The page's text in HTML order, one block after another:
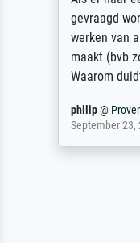
gevraagd
werken van
maakt (bvb
Waarom
philip@
September 23,